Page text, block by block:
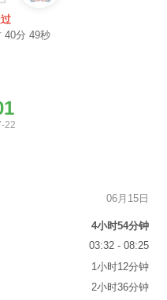
40分 50秒
22
06月15日
4小时54分钟
03:32 - 08:25
1小时12分钟
2小时36分钟